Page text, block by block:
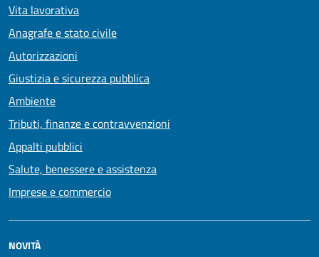
Vita lavorativa
Anagrafe e stato civile
Autorizzazioni
Giustizia e sicurezza pubblica
Ambiente
Tributi, finanze e contravvenzioni
Appalti pubblici
Salute, benessere e assistenza
Imprese e commercio
NOVITÀ